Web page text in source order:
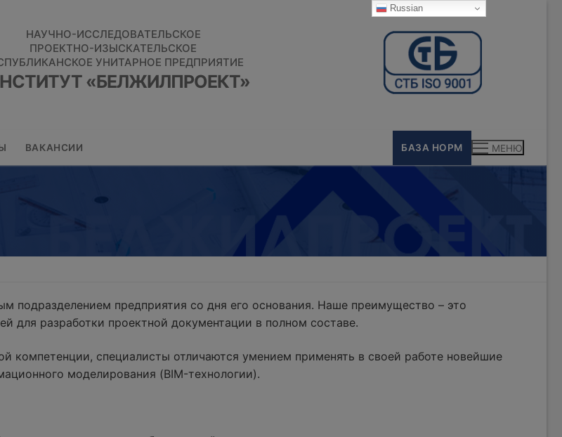
НАУЧНО-ИССЛЕДОВАТЕЛЬСКОЕ
ПРОЕКТНО-ИЗЫСКАТЕЛЬСКОЕ
УНИТАРНОЕ ПРЕДПРИЯТИЕ
«БЕЛЖИЛПРОЕКТ»
ВАКАНСИИ БАЗА НОРМ МЕНЮ
подразделением предприятия со дня его основания. Наше преимущество – это
для разработки проектной документации в полном составе.
компетенции, специалисты отличаются умением применять в своей работе новейшие
моделирования (BIM-технологии).
Russian